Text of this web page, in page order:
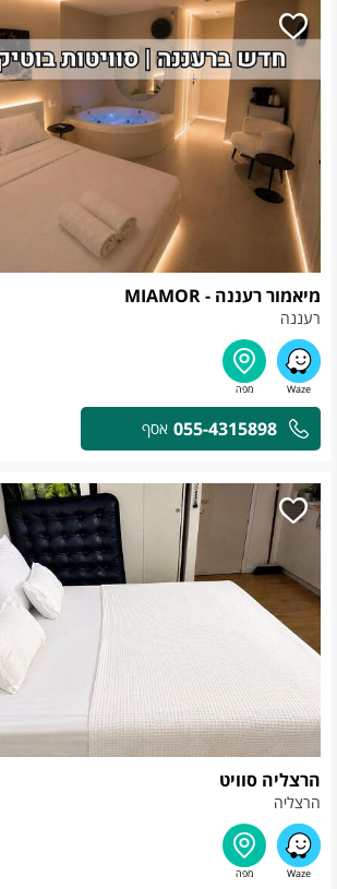
מיאמור רעננה - MIAMOR
רעננה
055-4315898 אסף
הרצליה סוויט
הרצליה